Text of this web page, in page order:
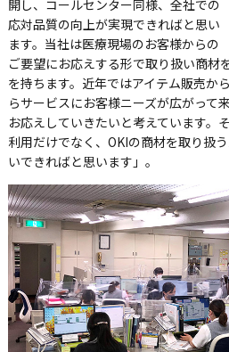
開し、コールセンター同様、全社での
応対品質の向上が実現できればと思い
ます。当社は医療現場のお客様からの
ご要望にお応えする形で取り扱い商材
を持ちます。近年ではアイテム販売か
らサービスにお客様ニーズが広がって
お応えしていきたいと考えています。
利用だけでなく、OKIの商材を取り扱
いできればと思います」。